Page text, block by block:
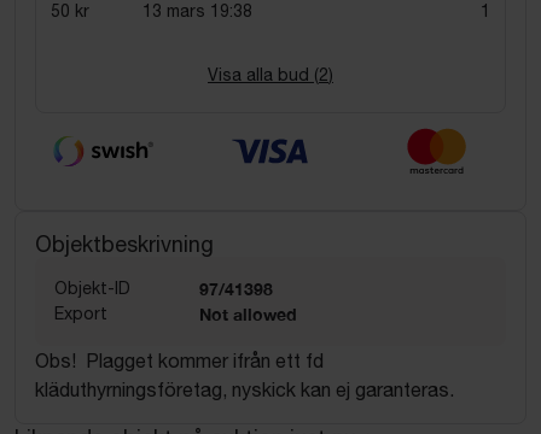
50 kr 13 mars 19:38 1
Visa alla bud (2)
Objektbeskrivning
Objekt-ID 97/41398
Export Not allowed
Obs! Plagget kommer ifrån ett fd
kläduthyrningsföretag, nyskick kan ej garanteras.